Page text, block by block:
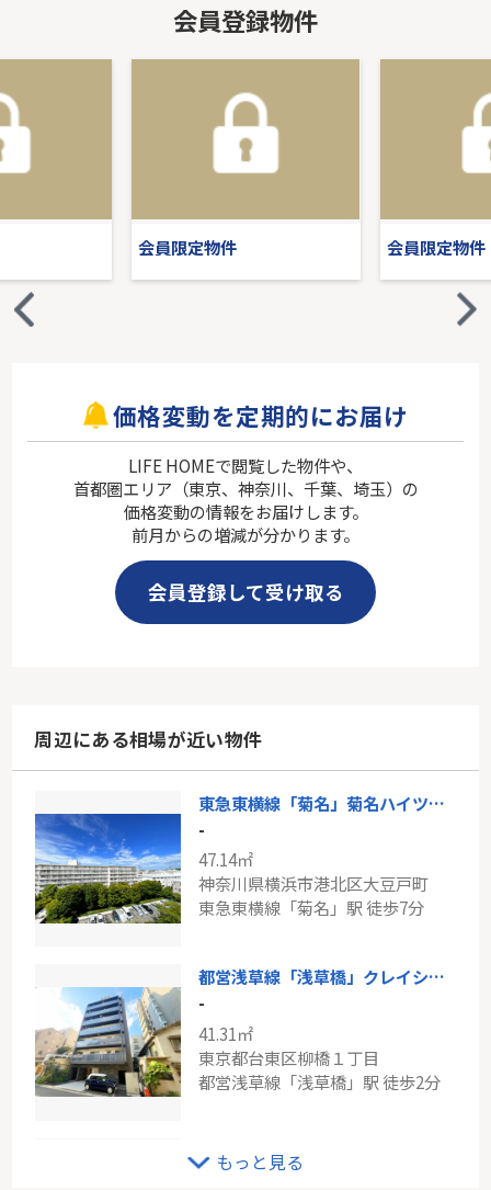
会員登録物件
会員限定物件 会員限定物件
価格変動を定期的にお届け
LIFE HOMEで閲覧した物件や、
首都圏エリア（東京、神奈川、千葉、埼玉）の
価格変動の情報をお届けします。
前月からの増減が分かります。
会員登録して受け取る
周辺にある相場が近い物件
東急東横線「菊名」菊名ハイツ参号館
-
47.14㎡
神奈川県横浜市港北区大豆戸町
東急東横線「菊名」駅 徒歩7分
都営浅草線「浅草橋」クレイシア・ヴァースクレイシア浅草橋
-
41.31㎡
東京都台東区柳橋１丁目
都営浅草線「浅草橋」駅 徒歩2分
-
もっと見る